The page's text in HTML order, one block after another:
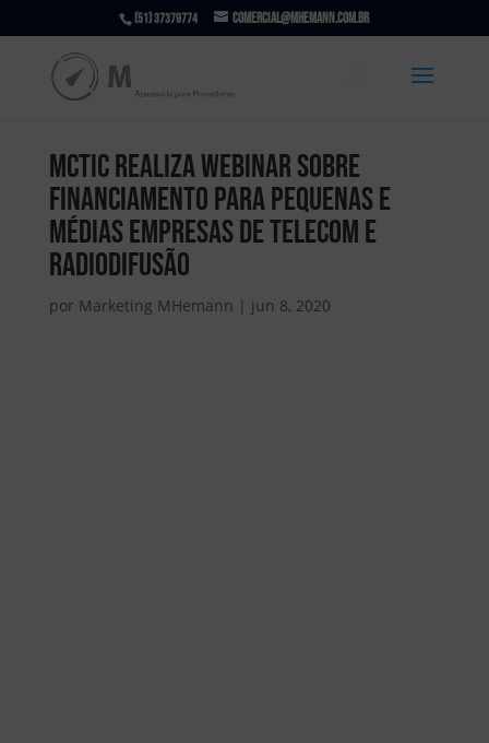
(51) 37379774 comercial@mhemann.com.br
MCTIC realiza webinar sobre
Financiamento para pequenas e
médias empresas de telecom e
radiodifusão
por Marketing MHemann | jun 8, 2020